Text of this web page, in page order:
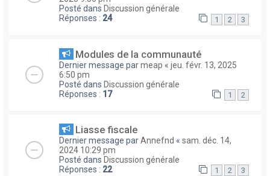
Posté dans Discussion générale
Réponses : 24 1 2 3
Modules de la communauté
Dernier message parmeap « jeu. févr. 13, 2025
6:50 pm
Posté dans Discussion générale
Réponses : 17 1 2
Liasse fiscale
Dernier message parAnnefnd « sam. déc. 14,
2024 10:29 pm
Posté dans Discussion générale
Réponses : 22 1 2 3